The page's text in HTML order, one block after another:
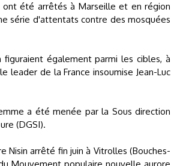
ont été arrêtés à Marseille et en région
série d'attentats contre des mosquées
également parmi les cibles, à
de la France insoumise Jean-Luc
a été menée par la Sous direction
(DGSI).
Nisin arrêté fin juin à Vitrolles (Bouches-